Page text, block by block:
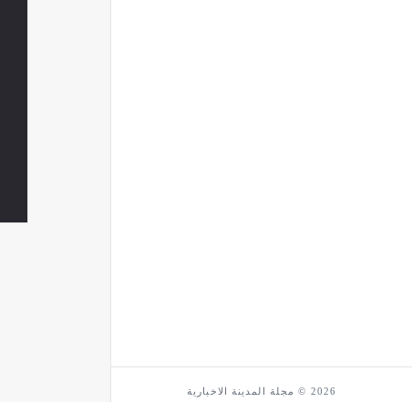
2026 © مجلة المدينة الاخبارية